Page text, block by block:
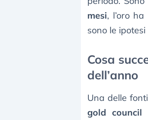
mesi, l’oro
sono le
Cosa
dell’anno
Una delle
gold council